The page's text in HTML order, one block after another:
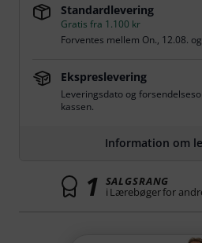
Standardlevering
Gratis fra 1.100 kr
Forventes mellem On., 12.08. og
Ekspreslevering
Leveringsdato og
kassen.
Information om
1 SALGSRANG
i Lærebøger for